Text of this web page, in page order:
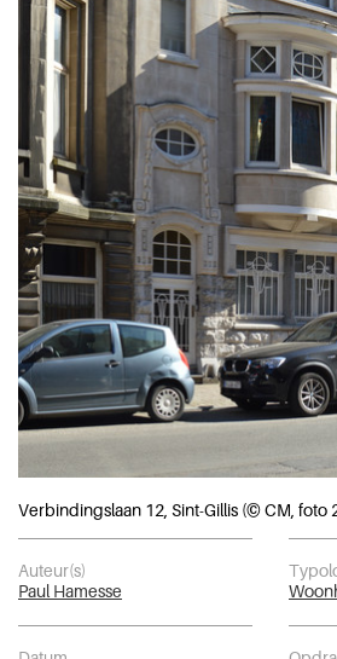
Verbindingslaan 12, Sint-Gillis (© CM, foto
Auteur(s)
Paul Hamesse